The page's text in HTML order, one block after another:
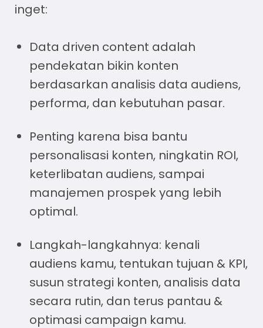
inget:
Data driven content adalah
pendekatan bikin konten
berdasarkan analisis data audiens,
performa, dan kebutuhan pasar.
Penting karena bisa bantu
personalisasi konten, ningkatin ROI,
keterlibatan audiens, sampai
manajemen prospek yang lebih
optimal.
Langkah-langkahnya: kenali
audiens kamu, tentukan tujuan & KPI,
susun strategi konten, analisis data
secara rutin, dan terus pantau &
optimasi campaign kamu.